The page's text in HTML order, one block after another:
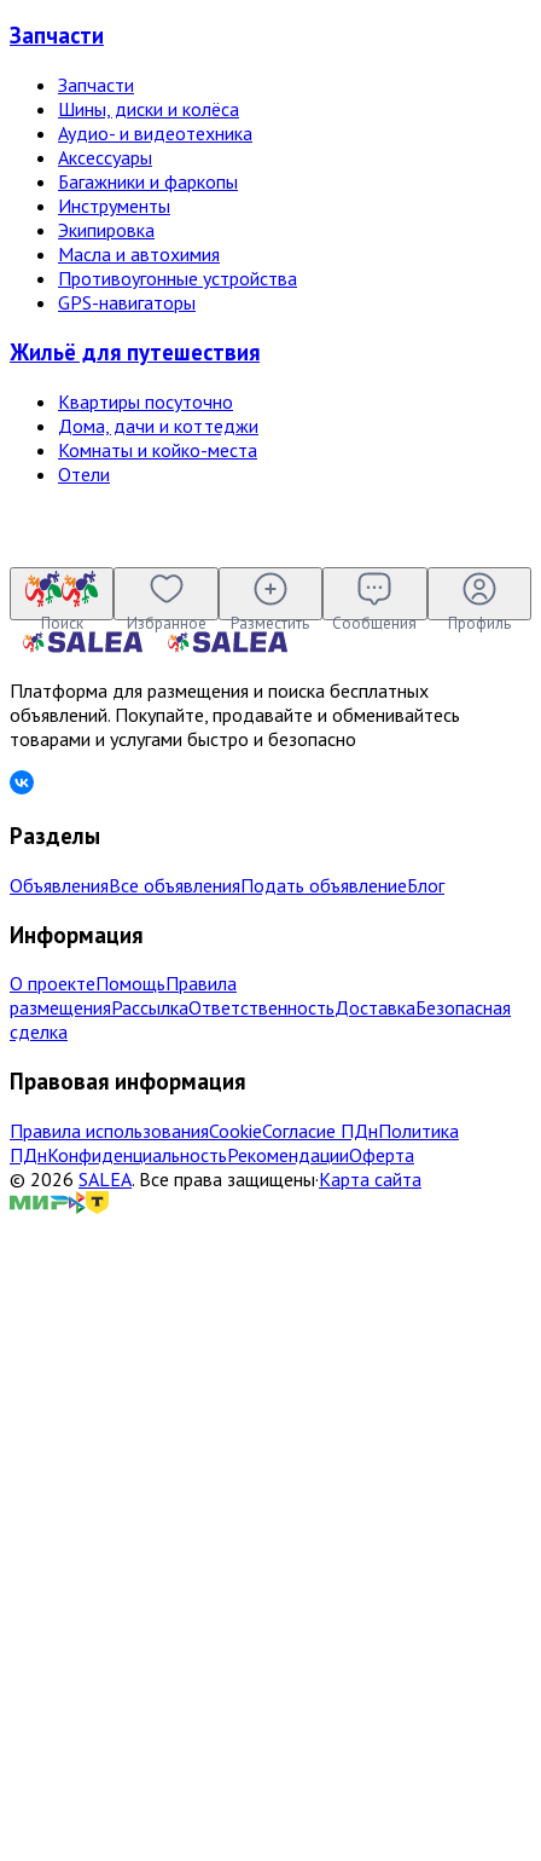
Запчасти
Запчасти
Шины, диски и колёса
Аудио- и видеотехника
Аксессуары
Багажники и фаркопы
Инструменты
Экипировка
Масла и автохимия
Противоугонные устройства
GPS-навигаторы
Жильё для путешествия
Квартиры посуточно
Дома, дачи и коттеджи
Комнаты и койко-места
Отели
Поиск Избранное Разместить Сообщения Профиль
Платформа для размещения и поиска бесплатных
объявлений. Покупайте, продавайте и обменивайтесь
товарами и услугами быстро и безопасно
Разделы
ОбъявленияВсе объявленияПодать объявлениеБлог
Информация
О проектеПомощьПравила
размещенияРассылкаОтветственностьДоставкаБезопасная
сделка
Правовая информация
Правила использованияCookieСогласие ПДнПолитика
ПДнКонфиденциальностьРекомендацииОферта
© 2026 SALEA. Все права защищены·Карта сайта